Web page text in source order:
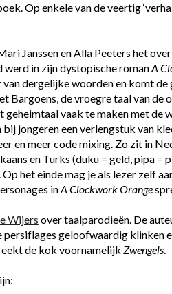
Op enkele van de veertig
Janssen en Alla Peeters het
werd in zijn dystopische roman A
dergelijke woorden en komt de
de vroegre taal van de
vaak te maken met de
jongeren een verlengstuk van
en meer code mixing. Zo zit in
en Turks (duku = geld, pipa =
het einde mag je als lezer zelf
in A Clockwork Orange
Wijers over taalparodieën. De
geloofwaardig klinken
de kok voornamelijk Zwengels.